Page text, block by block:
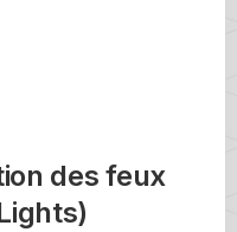
des feux